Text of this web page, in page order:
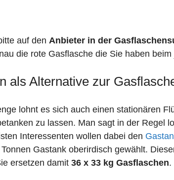
auf den Anbieter in der
die rote Gasflasche die Sie haben
als Alternative zur
lohnt es sich auch einen stationären
zu lassen. Man sagt in der Regel
Interessenten wollen dabei den
Gastank oberirdisch gewählt.
ersetzen damit 36 x 33 kg Gasflaschen.